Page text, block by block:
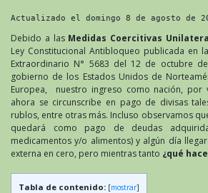
Actualizado el domingo 8 de agosto de
Debido a las Medidas Coercitivas
Ley Constitucional Antibloqueo publicada en
Extraordinario N° 5683 del 12 de octubre
gobierno de los Estados Unidos de
Europea, nuestro ingreso como nación, por
ahora se circunscribe en pago de divisas
rublos, entre otras más. Incluso observamos
quedará como pago de deudas
medicamentos y/o alimentos) y algún día
externa en cero, pero mientras tanto ¿qué
Tabla de contenido: [mostrar]